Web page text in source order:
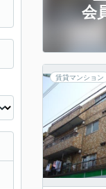
会
賃貸マンション